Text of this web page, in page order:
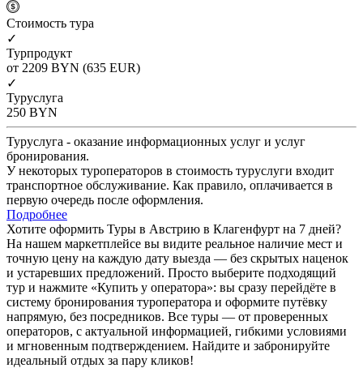
Cтоимость тура
✓
Турпродукт
от 2209 BYN (635 EUR)
✓
Туруслуга
250 BYN
Туруслуга - оказание информационных услуг и услуг
бронирования.
У некоторых туроператоров в стоимость туруслуги входит
транспортное обслуживание. Как правило, оплачивается в
первую очередь после оформления.
Подробнее
Хотите оформить Туры в Австрию в Клагенфурт на 7 дней?
На нашем маркетплейсе вы видите реальное наличие мест и
точную цену на каждую дату выезда — без скрытых наценок
и устаревших предложений. Просто выберите подходящий
тур и нажмите «Купить у оператора»: вы сразу перейдёте в
систему бронирования туроператора и оформите путёвку
напрямую, без посредников. Все туры — от проверенных
операторов, с актуальной информацией, гибкими условиями
и мгновенным подтверждением. Найдите и забронируйте
идеальный отдых за пару кликов!